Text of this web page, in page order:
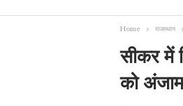
Home राजस्थान
सीकर में
को